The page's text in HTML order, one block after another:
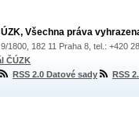
Všechna práva
1800, 182 11 Praha 8, tel.: +420
ČÚZK
RSS 2.0 Datové sady RSS